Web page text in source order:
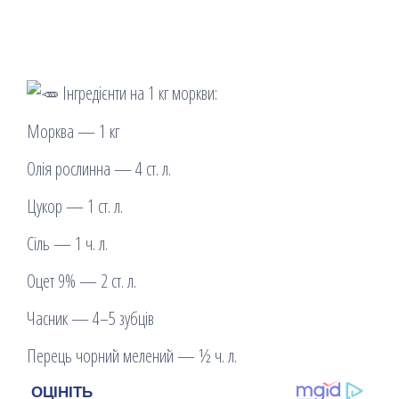
Інгредієнти на 1 кг моркви:
Морква — 1 кг
Олія рослинна — 4 ст. л.
Цукор — 1 ст. л.
Сіль — 1 ч. л.
Оцет 9% — 2 ст. л.
Часник — 4–5 зубців
Перець чорний мелений — ½ ч. л.